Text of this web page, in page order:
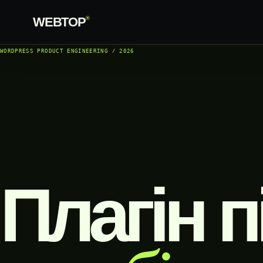
WEBTOP®
WORDPRESS PRODUCT ENGINEERING / 2026
Плагін